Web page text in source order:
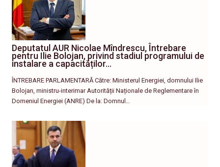
Deputatul AUR Nicolae Mîndrescu, Întrebare
pentru Ilie Bolojan, privind stadiul programului de
instalare a capacităților…
ÎNTREBARE PARLAMENTARĂ Către: Ministerul Energiei, domnului Ilie
Bolojan, ministru-interimar Autorității Naționale de Reglementare în
Domeniul Energiei (ANRE) De la: Domnul…